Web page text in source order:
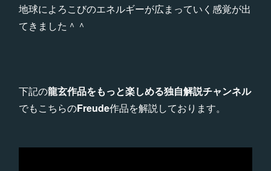
地球によろこびのエネルギーが広まっていく感覚が出
てきました＾＾
下記の龍玄作品をもっと楽しめる独自解説チャンネル
でもこちらのFreude作品を解説しております。